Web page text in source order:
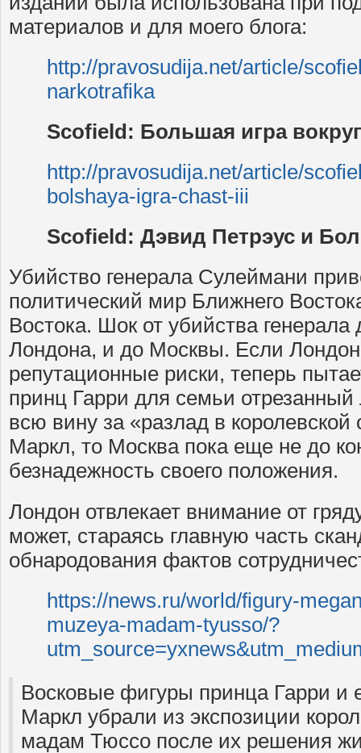
материалов и для моего блога:
http://pravosudija.net/article/
narkotrafika
Scofield: Большая игра
http://pravosudija.net/article/
bolshaya-igra-chast-iii
Scofield: Дэвид Петрэус и
Убийство генерала Сулеймани
политический мир Ближнего
Востока. Шок от убийства генерала
Лондона, и до Москвы. Если
репутационные риски, теперь
принц Гарри для семьи
всю вину за «разлад в
Маркл, то Москва пока еще не до
безнадежность своего положения.
Лондон отвлекает внимание от
может, стараясь главную часть
обнародования фактов
https://news.ru/world/figury-
muzeya-madam-tyusso/?
Восковые фигуры принца Гарри и
Маркл убрали из экспозиции
мадам Тюссо после их решения